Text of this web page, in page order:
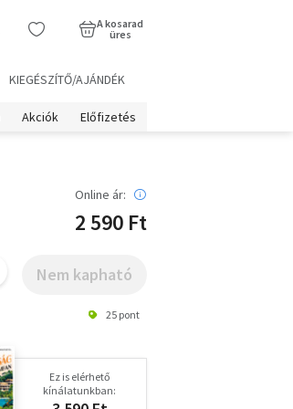
A kosarad
üres
KIEGÉSZÍTŐ/AJÁNDÉK
Akciók Előfizetés
Online ár:
2 590 Ft
Nem kapható
25 pont
Ez is elérhető
kínálatunkban: